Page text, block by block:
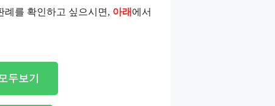
례를 확인하고 싶으시면, 아래 에서
두보기